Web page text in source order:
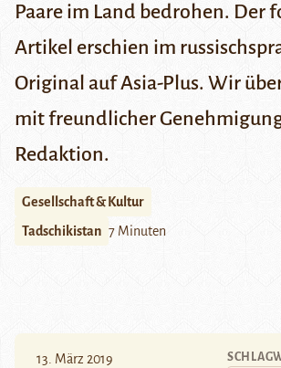
Paare im Land bedrohen. Der
Artikel erschien im
Original aufAsia-Plus. Wir
mit freundlicher
Redaktion.
Gesellschaft & Kultur
Tadschikistan 7 Minuten
13. März 2019